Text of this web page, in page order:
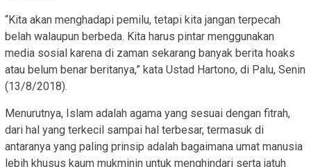
“Kita akan menghadapi pemilu, tetapi kita jangan terpecah
belah walaupun berbeda. Kita harus pintar menggunakan
media sosial karena di zaman sekarang banyak berita hoaks
atau belum benar beritanya,” kata Ustad Hartono, di Palu, Senin
(13/8/2018).
Menurutnya, Islam adalah agama yang sesuai dengan fitrah,
dari hal yang terkecil sampai hal terbesar, termasuk di
antaranya yang paling prinsip adalah bagaimana umat manusia
lebih khusus kaum mukminin untuk menghindari serta jatuh